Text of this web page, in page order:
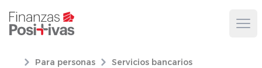
Para personas Servicios bancarios